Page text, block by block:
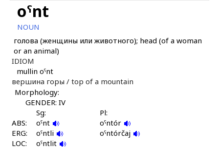
óbkɬnitːub
óbšːi
óbšːi
óc'əl
ócis
ócis as
ócər átis
oˤnt
NOUN
голова (женщины или животного); head (of a woman
or an animal)
IDIOM
mullin oˤnt
вершина горы / top of a mountain
Morphology:
GENDER: IV
Sg:
Pl:
ABS:
oˤnt
oˤntór
ERG:
oˤntli
oˤntórčaj
LOC:
oˤntlit